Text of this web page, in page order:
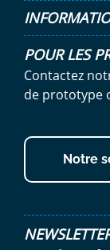
POUR LES
Contactez
de prototype
Notre